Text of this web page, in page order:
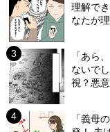
理解で
なたが
「あら
ないで
視？悪
「義母